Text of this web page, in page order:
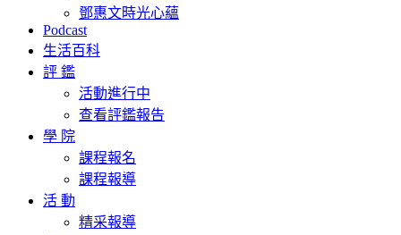
鄧惠文時光心蘊
Podcast
生活百科
評 鑑
活動進行中
查看評鑑報告
學 院
課程報名
課程報導
活 動
精采報導